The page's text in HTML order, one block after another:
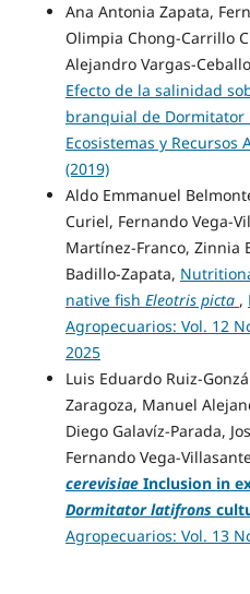
Ana Antonia Zapata,
Olimpia Chong-Carrillo
Alejandro Vargas-
Efecto de la salinidad
branquial de Dormitator
Ecosistemas y Recursos
(2019)
Aldo Emmanuel
Curiel, Fernando Vega-
Martínez-Franco, Zinnia
Badillo-Zapata,
native fish Eleotris picta ,
Agropecuarios: Vol. 12
2025
Luis Eduardo Ruiz-
Zaragoza, Manuel
Diego Galavíz-Parada,
Fernando Vega-
cerevisiae Inclusion in
Dormitator latifrons
Agropecuarios: Vol. 13